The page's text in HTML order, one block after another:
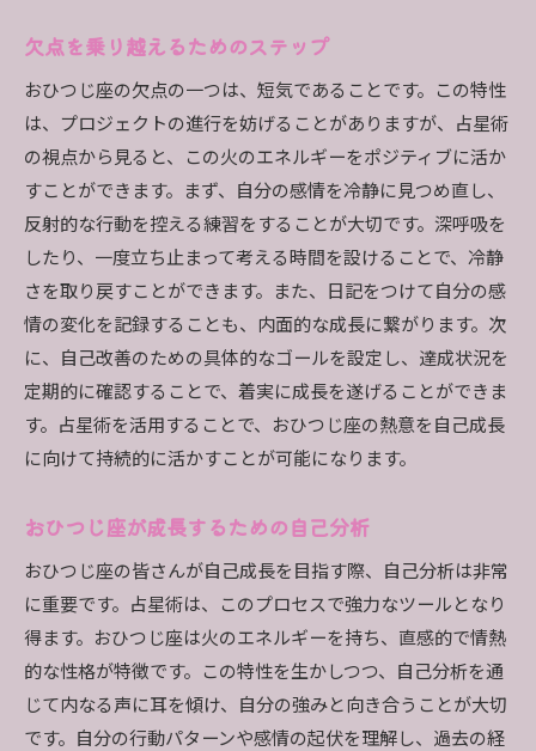
欠点を乗り越えるためのステップ
おひつじ座の欠点の一つは、短気であることです。この特性
は、プロジェクトの進行を妨げることがありますが、占星術
の視点から見ると、この火のエネルギーをポジティブに活か
すことができます。まず、自分の感情を冷静に見つめ直し、
反射的な行動を控える練習をすることが大切です。深呼吸を
したり、一度立ち止まって考える時間を設けることで、冷静
さを取り戻すことができます。また、日記をつけて自分の感
情の変化を記録することも、内面的な成長に繋がります。次
に、自己改善のための具体的なゴールを設定し、達成状況を
定期的に確認することで、着実に成長を遂げることができま
す。占星術を活用することで、おひつじ座の熱意を自己成長
に向けて持続的に活かすことが可能になります。
おひつじ座が成長するための自己分析
おひつじ座の皆さんが自己成長を目指す際、自己分析は非常
に重要です。占星術は、このプロセスで強力なツールとなり
得ます。おひつじ座は火のエネルギーを持ち、直感的で情熱
的な性格が特徴です。この特性を生かしつつ、自己分析を通
じて内なる声に耳を傾け、自分の強みと向き合うことが大切
です。自分の行動パターンや感情の起伏を理解し、過去の経